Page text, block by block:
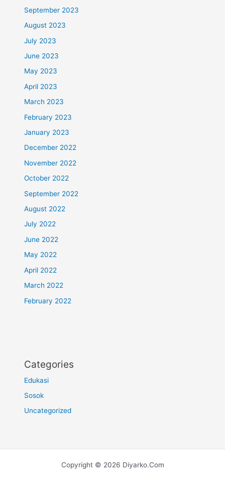
September 2023
August 2023
July 2023
June 2023
May 2023
April 2023
March 2023
February 2023
January 2023
December 2022
November 2022
October 2022
September 2022
August 2022
July 2022
June 2022
May 2022
April 2022
March 2022
February 2022
Categories
Edukasi
Sosok
Uncategorized
Copyright © 2026 Diyarko.Com